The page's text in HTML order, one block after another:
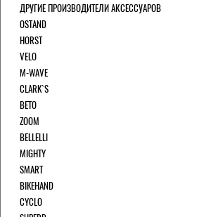
ДРУГИЕ ПРОИЗВОДИТЕЛИ АКСЕССУАРОВ
OSTAND
HORST
VELO
M-WAVE
CLARK`S
BETO
ZOOM
BELLELLI
MIGHTY
SMART
BIKEHAND
CYCLO